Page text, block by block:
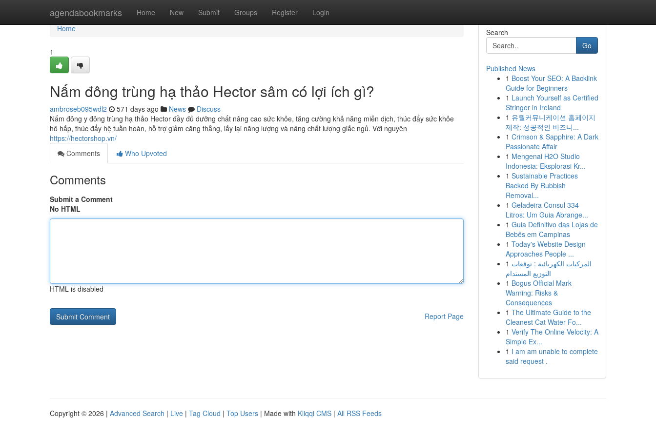
agendabookmarks Home New Submit Groups Register Login
Home
Home
1
Nấm đông trùng hạ thảo Hector sâm có lợi ích gì?
ambroseb095wdl2 571 days ago News
Discuss
Nấm đông y đông trùng hạ thảo Hector đầy đủ dưỡng chất nâng cao sức khỏe, tăng cường khả năng miễn dịch, thúc đẩy sức khỏe
hô hấp, thúc đẩy hệ tuần hoàn, hỗ trợ giảm căng thẳng, lấy lại năng lượng và nâng chất lượng giấc ngủ. Với nguyên
https://hectorshop.vn/
Comments
Who Upvoted
Comments
Submit a Comment
No HTML
HTML is disabled
Report Page
Search
Go
Published News
1 Boost Your SEO: A Backlink
Guide for Beginners
1 Launch Yourself as Certified
Stringer in Ireland
1 유월커뮤니케이션 홈페이지
제작: 성공적인 비즈니...
1 Crimson & Sapphire: A Dark
Passionate Affair
1 Mengenai H2O Studio
Indonesia: Eksplorasi Kr...
1 Sustainable Practices
Backed By Rubbish
Removal...
1 Geladeira Consul 334
Litros: Um Guia Abrange...
1 Guia Definitivo das Lojas de
Bebês em Campinas
1 Today's Website Design
Approaches People ...
1 المركبات الكهربائية : توقعات
التوزيع المستدام
1 Bogus Official Mark
Warning: Risks &
Consequences
1 The Ultimate Guide to the
Cleanest Cat Water Fo...
1 Verify The Online Velocity: A
Simple Ex...
1 I am am unable to complete
said request .
Copyright © 2026 | Advanced Search | Live | Tag Cloud | Top Users | Made with Kliqqi CMS | All RSS Feeds